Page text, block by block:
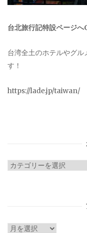
台北旅行記特設ページへ
台湾全土のホテルやグ
す！
https://lade.jp/taiwan/
カ
ア